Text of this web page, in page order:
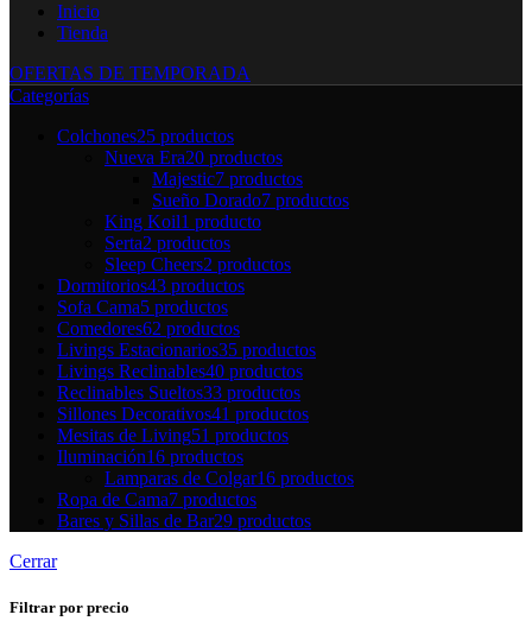
Inicio
Tienda
OFERTAS DE TEMPORADA
Categorías
Colchones25 productos
Nueva Era20 productos
Majestic7 productos
Sueño Dorado7 productos
King Koil1 producto
Serta2 productos
Sleep Cheers2 productos
Dormitorios43 productos
Sofa Cama5 productos
Comedores62 productos
Livings Estacionarios35 productos
Livings Reclinables40 productos
Reclinables Sueltos33 productos
Sillones Decorativos41 productos
Mesitas de Living51 productos
Iluminación16 productos
Lamparas de Colgar16 productos
Ropa de Cama7 productos
Bares y Sillas de Bar29 productos
Cerrar
Filtrar por precio